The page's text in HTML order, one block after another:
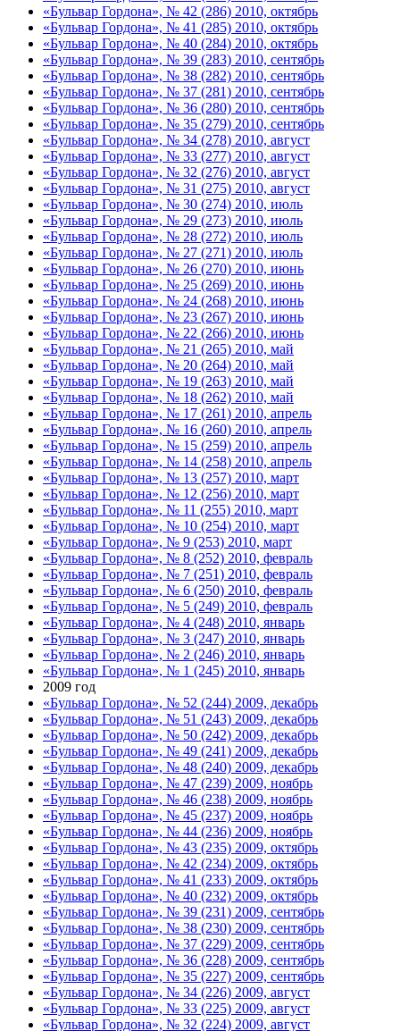
«Бульвар Гордона», № 42 (286) 2010, октябрь
«Бульвар Гордона», № 41 (285) 2010, октябрь
«Бульвар Гордона», № 40 (284) 2010, октябрь
«Бульвар Гордона», № 39 (283) 2010, сентябрь
«Бульвар Гордона», № 38 (282) 2010, сентябрь
«Бульвар Гордона», № 37 (281) 2010, сентябрь
«Бульвар Гордона», № 36 (280) 2010, сентябрь
«Бульвар Гордона», № 35 (279) 2010, сентябрь
«Бульвар Гордона», № 34 (278) 2010, август
«Бульвар Гордона», № 33 (277) 2010, август
«Бульвар Гордона», № 32 (276) 2010, август
«Бульвар Гордона», № 31 (275) 2010, август
«Бульвар Гордона», № 30 (274) 2010, июль
«Бульвар Гордона», № 29 (273) 2010, июль
«Бульвар Гордона», № 28 (272) 2010, июль
«Бульвар Гордона», № 27 (271) 2010, июль
«Бульвар Гордона», № 26 (270) 2010, июнь
«Бульвар Гордона», № 25 (269) 2010, июнь
«Бульвар Гордона», № 24 (268) 2010, июнь
«Бульвар Гордона», № 23 (267) 2010, июнь
«Бульвар Гордона», № 22 (266) 2010, июнь
«Бульвар Гордона», № 21 (265) 2010, май
«Бульвар Гордона», № 20 (264) 2010, май
«Бульвар Гордона», № 19 (263) 2010, май
«Бульвар Гордона», № 18 (262) 2010, май
«Бульвар Гордона», № 17 (261) 2010, апрель
«Бульвар Гордона», № 16 (260) 2010, апрель
«Бульвар Гордона», № 15 (259) 2010, апрель
«Бульвар Гордона», № 14 (258) 2010, апрель
«Бульвар Гордона», № 13 (257) 2010, март
«Бульвар Гордона», № 12 (256) 2010, март
«Бульвар Гордона», № 11 (255) 2010, март
«Бульвар Гордона», № 10 (254) 2010, март
«Бульвар Гордона», № 9 (253) 2010, март
«Бульвар Гордона», № 8 (252) 2010, февраль
«Бульвар Гордона», № 7 (251) 2010, февраль
«Бульвар Гордона», № 6 (250) 2010, февраль
«Бульвар Гордона», № 5 (249) 2010, февраль
«Бульвар Гордона», № 4 (248) 2010, январь
«Бульвар Гордона», № 3 (247) 2010, январь
«Бульвар Гордона», № 2 (246) 2010, январь
«Бульвар Гордона», № 1 (245) 2010, январь
2009 год
«Бульвар Гордона», № 52 (244) 2009, декабрь
«Бульвар Гордона», № 51 (243) 2009, декабрь
«Бульвар Гордона», № 50 (242) 2009, декабрь
«Бульвар Гордона», № 49 (241) 2009, декабрь
«Бульвар Гордона», № 48 (240) 2009, декабрь
«Бульвар Гордона», № 47 (239) 2009, ноябрь
«Бульвар Гордона», № 46 (238) 2009, ноябрь
«Бульвар Гордона», № 45 (237) 2009, ноябрь
«Бульвар Гордона», № 44 (236) 2009, ноябрь
«Бульвар Гордона», № 43 (235) 2009, октябрь
«Бульвар Гордона», № 42 (234) 2009, октябрь
«Бульвар Гордона», № 41 (233) 2009, октябрь
«Бульвар Гордона», № 40 (232) 2009, октябрь
«Бульвар Гордона», № 39 (231) 2009, сентябрь
«Бульвар Гордона», № 38 (230) 2009, сентябрь
«Бульвар Гордона», № 37 (229) 2009, сентябрь
«Бульвар Гордона», № 36 (228) 2009, сентябрь
«Бульвар Гордона», № 35 (227) 2009, сентябрь
«Бульвар Гордона», № 34 (226) 2009, август
«Бульвар Гордона», № 33 (225) 2009, август
«Бульвар Гордона», № 32 (224) 2009, август